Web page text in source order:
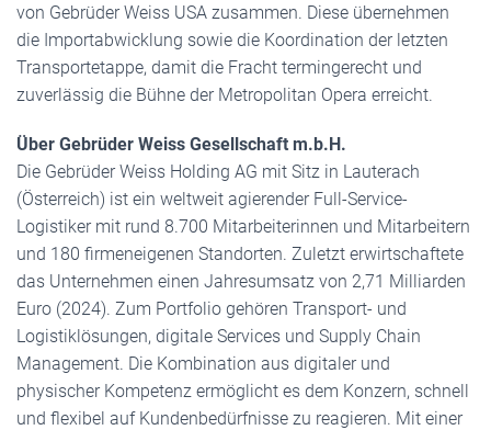
von Gebrüder Weiss USA zusammen. Diese übernehmen
die Importabwicklung sowie die Koordination der letzten
Transportetappe, damit die Fracht termingerecht und
zuverlässig die Bühne der Metropolitan Opera erreicht.
Über Gebrüder Weiss Gesellschaft m.b.H.
Die Gebrüder Weiss Holding AG mit Sitz in Lauterach
(Österreich) ist ein weltweit agierender Full-Service-
Logistiker mit rund 8.700 Mitarbeiterinnen und Mitarbeitern
und 180 firmeneigenen Standorten. Zuletzt erwirtschaftete
das Unternehmen einen Jahresumsatz von 2,71 Milliarden
Euro (2024). Zum Portfolio gehören Transport- und
Logistiklösungen, digitale Services und Supply Chain
Management. Die Kombination aus digitaler und
physischer Kompetenz ermöglicht es dem Konzern, schnell
und flexibel auf Kundenbedürfnisse zu reagieren. Mit einer